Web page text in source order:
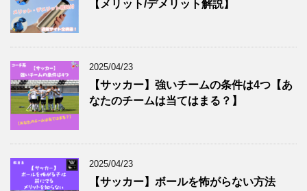
【メリット/デメリット解説】
2025/04/23
【サッカー】強いチームの条件は4つ【あ
なたのチームは当てはまる？】
2025/04/23
【サッカー】ボールを怖がらない方法